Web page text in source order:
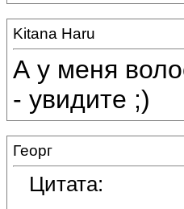
Kitana Haru
А у меня
- увидите ;)
Георг
Цитата: